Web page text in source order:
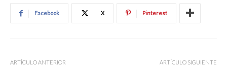
Facebook X Pinterest
ARTÍCULO ANTERIOR ARTÍCULO SIGUIENTE